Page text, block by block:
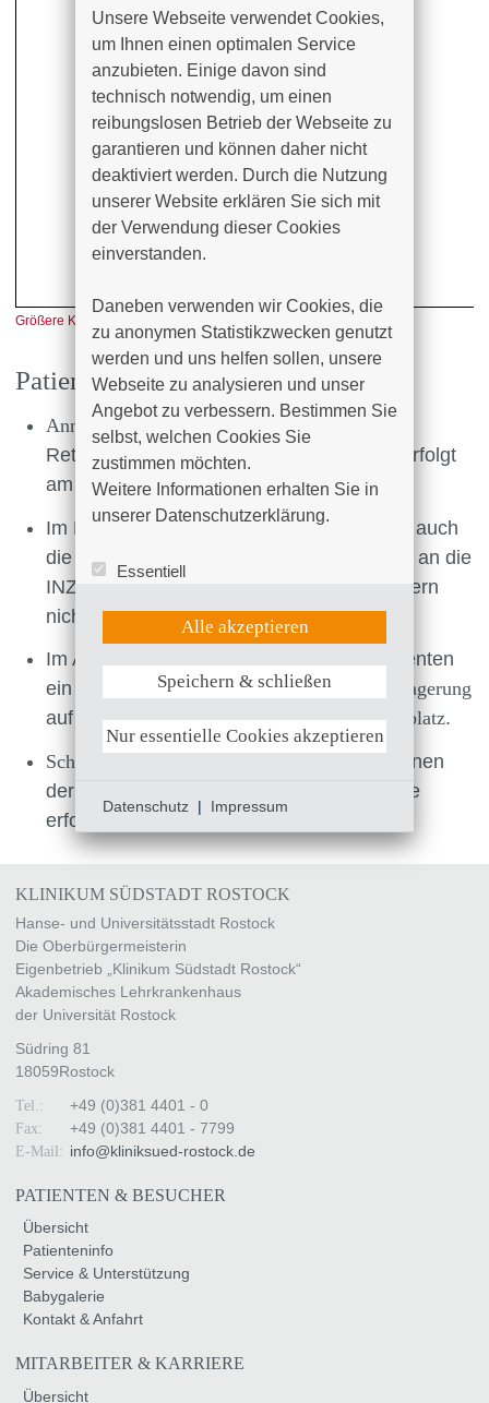
Größere Karte anzeigen
Patientenübergabe
Anmeldung und Triagierung
der vom
Rettungsdienst zugewiesenen Patienten erfolgt
am
Check-Point(INZ-Stützpunkt).
Im Rahmen der Anmeldung vor Ort erfolgt auch
die
Übergabe
des Rettungsdienstpersonals an die
INZ-Mitarbeiter (Pflege und/oder Arzt), sofern
nicht schon vorab digital übermittelt.
Im Anschluss an die Triage wird dem Patienten
ein
Behandlungsplatzzugewiesen. Die
Umlagerung
auf eine INZ-Trage erfolgtam Behandlungsplatz.
Schockraumzuweisungen
werden direkt in einen
der
Die Übergabe
erfolgt im Schockraum.
KLINIKUM SÜDSTADT ROSTOCK
Hanse- und Universitätsstadt Rostock
Die Oberbürgermeisterin
Eigenbetrieb „Klinikum Südstadt Rostock“
Akademisches Lehrkrankenhaus
der Universität Rostock
Südring 81
18059Rostock
Tel.: +49 (0)381 4401 - 0
Fax: +49 (0)381 4401 - 7799
E-Mail: info@kliniksued-rostock de
PATIENTEN & BESUCHER
Übersicht
Patienteninfo
Service & Unterstützung
Babygalerie
Kontakt & Anfahrt
MITARBEITER & KARRIERE
Übersicht
Unsere Webseite verwendet Cookies,
um Ihnen einen optimalen Service
anzubieten. Einige davon sind
technisch notwendig, um einen
reibungslosen Betrieb der Webseite zu
garantieren und können daher nicht
deaktiviert werden. Durch die Nutzung
unserer Website erklären Sie sich mit
der Verwendung dieser Cookies
einverstanden.
Daneben verwenden wir Cookies, die
zu anonymen Statistikzwecken genutzt
werden und uns helfen sollen, unsere
Webseite zu analysieren und unser
Angebot zu verbessern. Bestimmen Sie
selbst, welchen Cookies Sie
zustimmen möchten.
Weitere Informationen erhalten Sie in
unserer Datenschutzerklärung.
Essentiell
UX (Hotjar)
Weitere Informationen anzeigen
Alle akzeptieren
Speichern & schließen
Nur essentielle Cookies akzeptieren
Datenschutz | Impressum